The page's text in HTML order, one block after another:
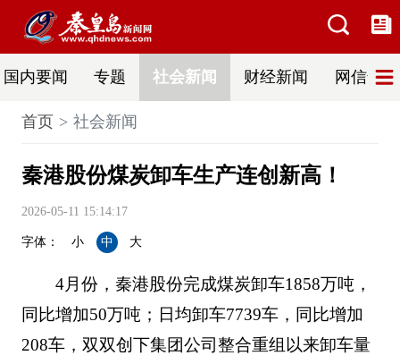
国内要闻 专题 社会新闻 财经新闻 网信普法
首页 社会新闻
秦港股份煤炭卸车生产连创新高！
2026-05-11 15:14:17
字体： 小 中 大
4月份，秦港股份完成煤炭卸车1858万吨，
同比增加50万吨；日均卸车7739车，同比增加
208车，双双创下集团公司整合重组以来卸车量